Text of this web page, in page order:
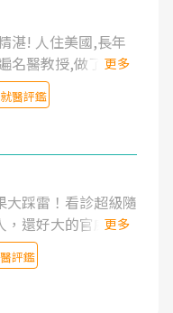
湛! 人住美國,長年
名醫教授,做了各種
及物理徒手治療都
效果有限,只是壓
重影響生活品質.
任是頸頭症候群專
網路評價之後,下
主任的乾針跟增生
得整個肩頸鬆開,回
疾已經好了大半,杜
要改善姿勢跟好
是不可多得的良醫,
更多
醫評鑑
大踩雷！看診超級隨
，還好大的官威 ...
。可能好評帶來的
術也不行，畢竟連
大家避雷吧！
更多
評鑑